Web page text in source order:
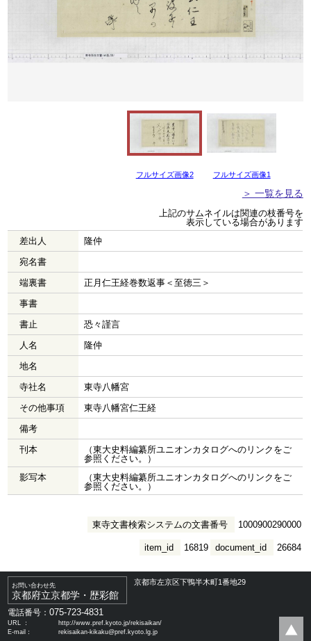
フルサイズ画像2 フルサイズ画像1
＞ 一覧を見る
上記のサムネイルは関連の枝番号を
表示している場合があります
差出人
隆仲
宛名書
端裏書
正月仁王経巻数返事＜至徳三＞
事書
書止
恐々謹言
人名
隆仲
地名
寺社名
東寺八幡宮
その他事項
東寺八幡宮仁王経
備考
刊本
（東大史料編纂所ユニオンカタログへのリンクをご
参照ください。）
影写本
（東大史料編纂所ユニオンカタログへのリンクをご
参照ください。）
東寺文書検索システムの文書番号 1000900290000
document_id 26684
item_id 16819
お問い合わせ先
京都府立京都学・歴彩館
京都市左京区下鴨半木町1番地29
電話番号：075-723-4831
URL ：
http://www.pref.kyoto.jp/rekisaikan/
E-mail：
rekisaikan-kikaku@pref.kyoto.lg.jp